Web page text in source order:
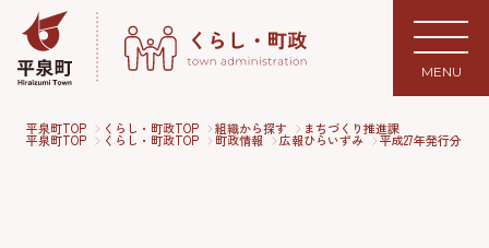
MENU
平泉町TOP くらし・町政TOP 組織から探す まちづくり推進課
平泉町TOP くらし・町政TOP 町政情報 広報ひらいずみ 平成27年発行分